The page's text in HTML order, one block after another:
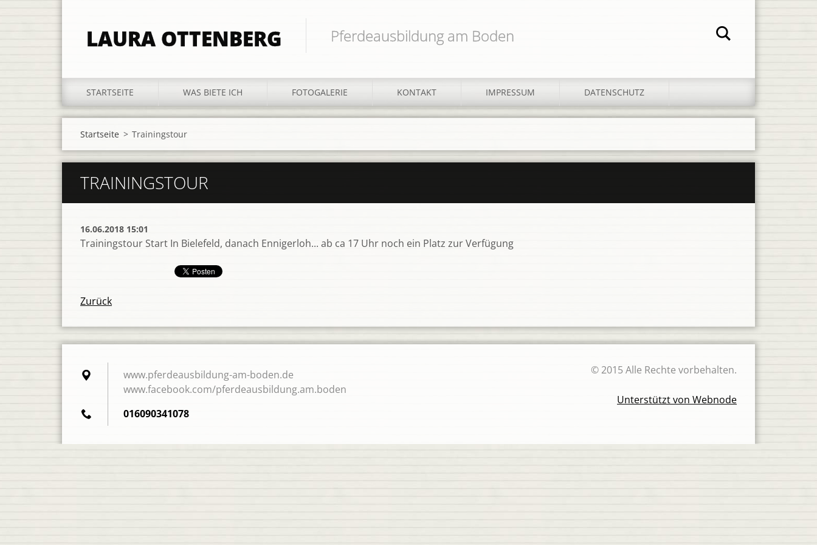
LAURA OTTENBERG Pferdeausbildung am Boden
STARTSEITE WAS BIETE ICH FOTOGALERIE KONTAKT IMPRESSUM DATENSCHUTZ
Startseite > Trainingstour
TRAININGSTOUR
16.06.2018 15:01
Trainingstour Start In Bielefeld, danach Ennigerloh... ab ca 17 Uhr noch ein Platz zur Verfügung
Zurück
www.pferdeausbildung-am-boden.de
www.facebook.com/pferdeausbildung.am.boden
016090341078
© 2015 Alle Rechte vorbehalten.
Unterstützt von Webnode